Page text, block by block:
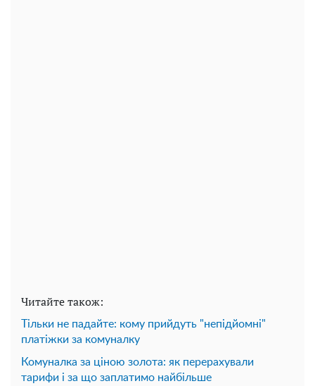
Читайте також:
Тільки не падайте: кому прийдуть "непідйомні"
платіжки за комуналку
Комуналка за ціною золота: як перерахували
тарифи і за що заплатимо найбільше